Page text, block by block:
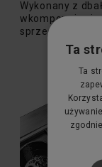
Wykonany z
wkomponuje
sprzedaży, bądź
Ta
Ta